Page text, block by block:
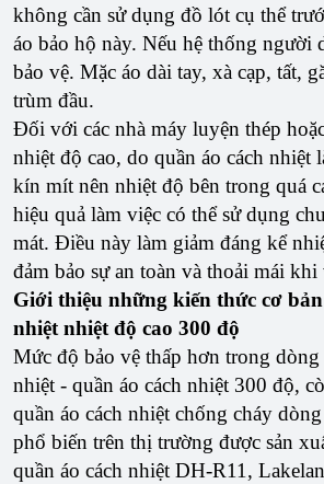
không cần sử dụng đồ lót cụ thể
áo bảo hộ này. Nếu hệ thống người
bảo vệ. Mặc áo dài tay, xà cạp, tất,
trùm đầu.
Đối với các nhà máy luyện thép
nhiệt độ cao, do quần áo cách nhiệt
kín mít nên nhiệt độ bên trong quá
hiệu quả làm việc có thể sử dụng
mát. Điều này làm giảm đáng kể
đảm bảo sự an toàn và thoải mái khi
Giới thiệu những kiến ​​thức cơ
nhiệt nhiệt độ cao 300 độ
Mức độ bảo vệ thấp hơn trong dòng
nhiệt - quần áo cách nhiệt 300 độ,
quần áo cách nhiệt chống cháy
phổ biến trên thị trường được sản
quần áo cách nhiệt DH-R11,